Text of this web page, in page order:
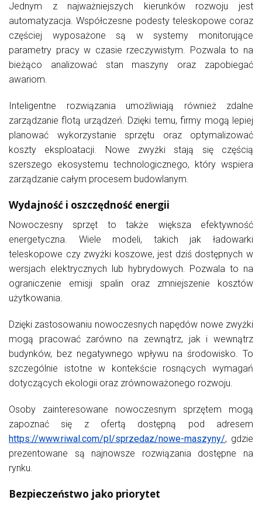
Jednym z najważniejszych kierunków rozwoju jest
automatyzacja. Współczesne podesty teleskopowe coraz
częściej wyposażone są w systemy monitorujące
parametry pracy w czasie rzeczywistym. Pozwala to na
bieżąco analizować stan maszyny oraz zapobiegać
awariom.
Inteligentne rozwiązania umożliwiają również zdalne
zarządzanie flotą urządzeń. Dzięki temu, firmy mogą lepiej
planować wykorzystanie sprzętu oraz optymalizować
koszty eksploatacji. Nowe zwyżki stają się częścią
szerszego ekosystemu technologicznego, który wspiera
zarządzanie całym procesem budowlanym.
Wydajność i oszczędność energii
Nowoczesny sprzęt to także większa efektywność
energetyczna. Wiele modeli, takich jak ładowarki
teleskopowe czy zwyżki koszowe, jest dziś dostępnych w
wersjach elektrycznych lub hybrydowych. Pozwala to na
ograniczenie emisji spalin oraz zmniejszenie kosztów
użytkowania.
Dzięki zastosowaniu nowoczesnych napędów nowe zwyżki
mogą pracować zarówno na zewnątrz, jak i wewnątrz
budynków, bez negatywnego wpływu na środowisko. To
szczególnie istotne w kontekście rosnących wymagań
dotyczących ekologii oraz zrównoważonego rozwoju.
Osoby zainteresowane nowoczesnym sprzętem mogą
zapoznać się z ofertą dostępną pod adresem
https://www.riwal.com/pl/sprzedaz/nowe-maszyny/, gdzie
prezentowane są najnowsze rozwiązania dostępne na
rynku.
Bezpieczeństwo jako priorytet